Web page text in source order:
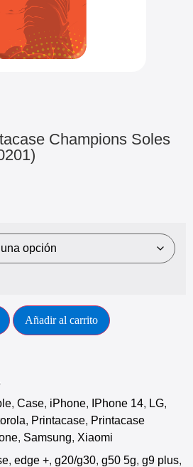
Champions Soles
Añadir al carrito
, Case, iPhone, IPhone 14, LG,
, Printacase, Printacase
, Samsung, Xiaomi
, edge +, g20/g30, g50 5g, g9 plus,